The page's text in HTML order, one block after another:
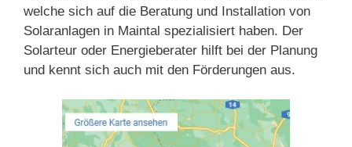
welche sich auf die Beratung und Installation von
Solaranlagen in Maintal spezialisiert haben. Der
Solarteur oder Energieberater hilft bei der Planung
und kennt sich auch mit den Förderungen aus.